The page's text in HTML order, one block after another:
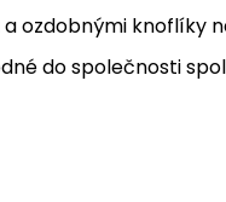
ozdobnými knoflíky
do společnosti